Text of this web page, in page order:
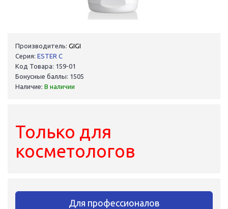
Производитель: GIGI
Серия: ESTER C
Код Товара: 159-01
Бонусные баллы: 1505
Наличие: В наличии
Только для
косметологов
Для профессионалов